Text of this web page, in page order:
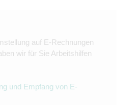
auf E-Rechnungen
wir für Sie Arbeitshilfen
und Empfang von E-